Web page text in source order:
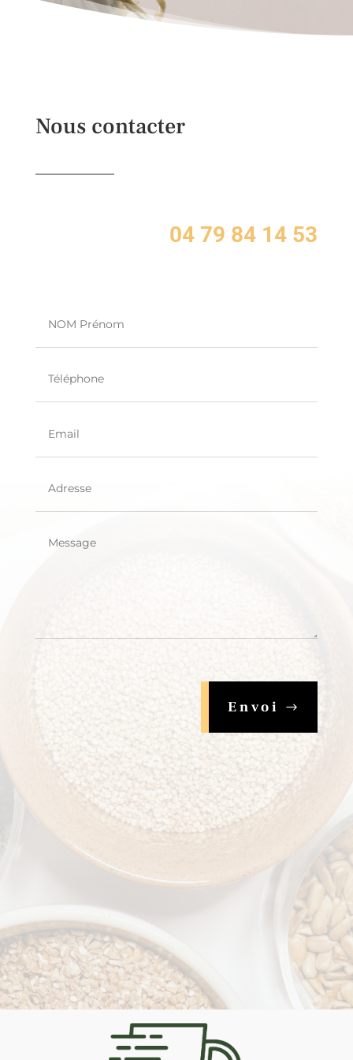
Nous contacter
04 79 84 14 53
Envoi